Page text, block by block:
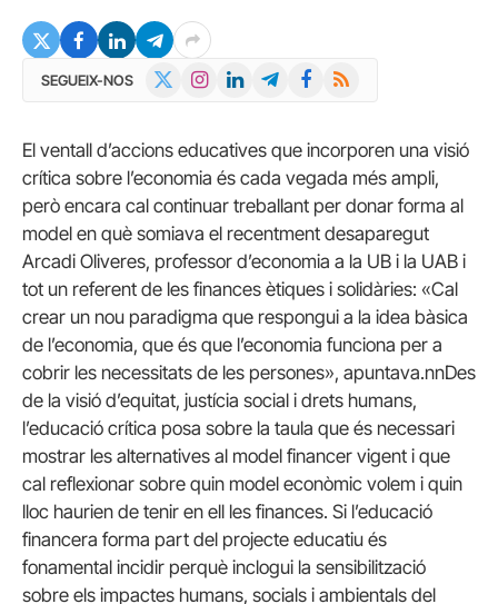
SEGUEIX-NOS InstagramLinkedInTelegramFacebook
RSS
El ventall d’accions educatives que incorporen una visió
crítica sobre l’economia és cada vegada més ampli,
però encara cal continuar treballant per donar forma al
model en què somiava el recentment desaparegut
Arcadi Oliveres, professor d’economia a la UB i la UAB i
tot un referent de les finances ètiques i solidàries: «Cal
crear un nou paradigma que respongui a la idea bàsica
de l’economia, que és que l’economia funciona per a
cobrir les necessitats de les persones», apuntava.nnDes
de la visió d’equitat, justícia social i drets humans,
l’educació crítica posa sobre la taula que és necessari
mostrar les alternatives al model financer vigent i que
cal reflexionar sobre quin model econòmic volem i quin
lloc haurien de tenir en ell les finances. Si l’educació
financera forma part del projecte educatiu és
fonamental incidir perquè inclogui la sensibilització
sobre els impactes humans, socials i ambientals del